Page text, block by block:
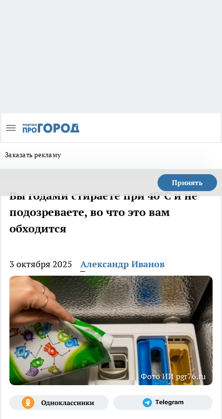
Заказать рекламу
Принять
Вы годами стираете при 40°C и не
подозреваете, во что это вам
обходится
3 октября 2025 Александр Иванов
Фото ИИ pgr76.ru